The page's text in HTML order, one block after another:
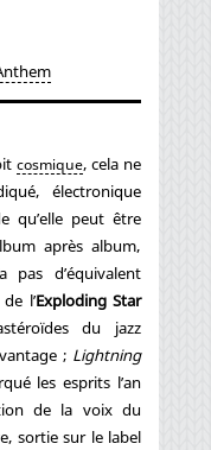
cosmique, cela ne
électronique
qu’elle peut être
après album,
pas d’équivalent
de l’Exploding Star
du jazz
; Lightning
les esprits l’an
de la voix du
sortie sur le label